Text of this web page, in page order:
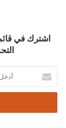
اشترك في
خ
ب